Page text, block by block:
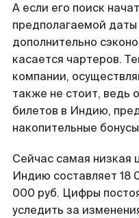
А если его поиск
предполагаемой даты
дополнительно
касается чартеров.
компании,
также не стоит, ведь
билетов в Индию,
накопительные
Сейчас самая низкая
Индию составляет 18
000 руб. Цифры
уследить за